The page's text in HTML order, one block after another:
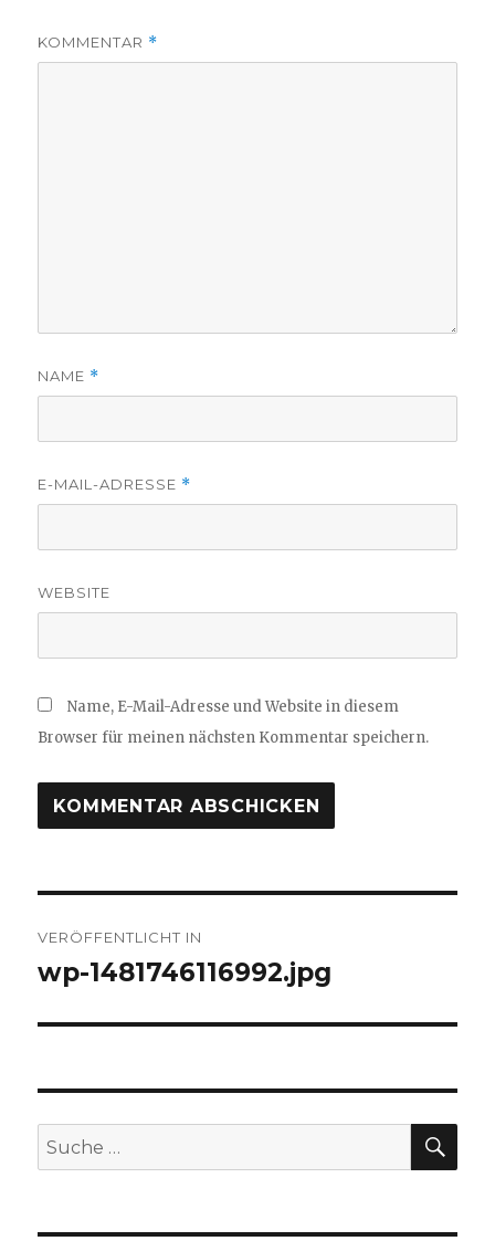
KOMMENTAR *
NAME *
E-MAIL-ADRESSE *
WEBSITE
Name, E-Mail-Adresse und Website in diesem
Browser für meinen nächsten Kommentar speichern.
VERÖFFENTLICHT IN
wp-1481746116992.jpg
Suche
nach: